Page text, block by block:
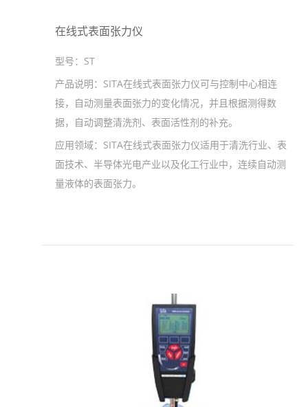
在线式表面张力仪
型号： ST
产品说明： SITA在线式表面张力仪可与控制中心相连
接，自动测量表面张力的变化情况，并且根据测得数
据，自动调整清洗剂、表面活性剂的补充。
应用领域： SITA在线式表面张力仪适用于清洗行业、表
面技术、半导体光电产业以及化工行业中，连续自动测
量液体的表面张力。